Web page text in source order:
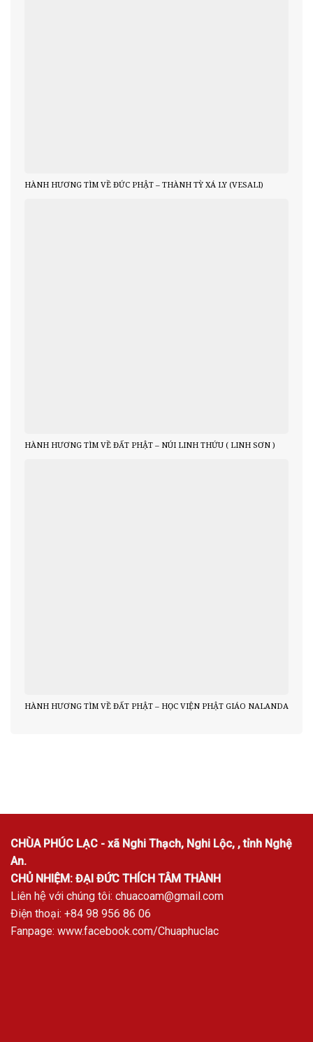
HÀNH HƯƠNG TÌM VỀ ĐỨC PHẬT – THÀNH TỲ XÁ LY (VESALI)
HÀNH HƯƠNG TÌM VỀ ĐẤT PHẬT – NÚI LINH THỨU ( LINH SƠN )
HÀNH HƯƠNG TÌM VỀ ĐẤT PHẬT – HỌC VIỆN PHẬT GIÁO NALANDA
CHÙA PHÚC LẠC - xã Nghi Thạch, Nghi Lộc, , tỉnh Nghệ
An.
CHỦ NHIỆM: ĐẠI ĐỨC THÍCH TÂM THÀNH
Liên hệ với chúng tôi: chuacoam@gmail.com
Điện thoại: +84 98 956 86 06
Fanpage: www.facebook.com/Chuaphuclac